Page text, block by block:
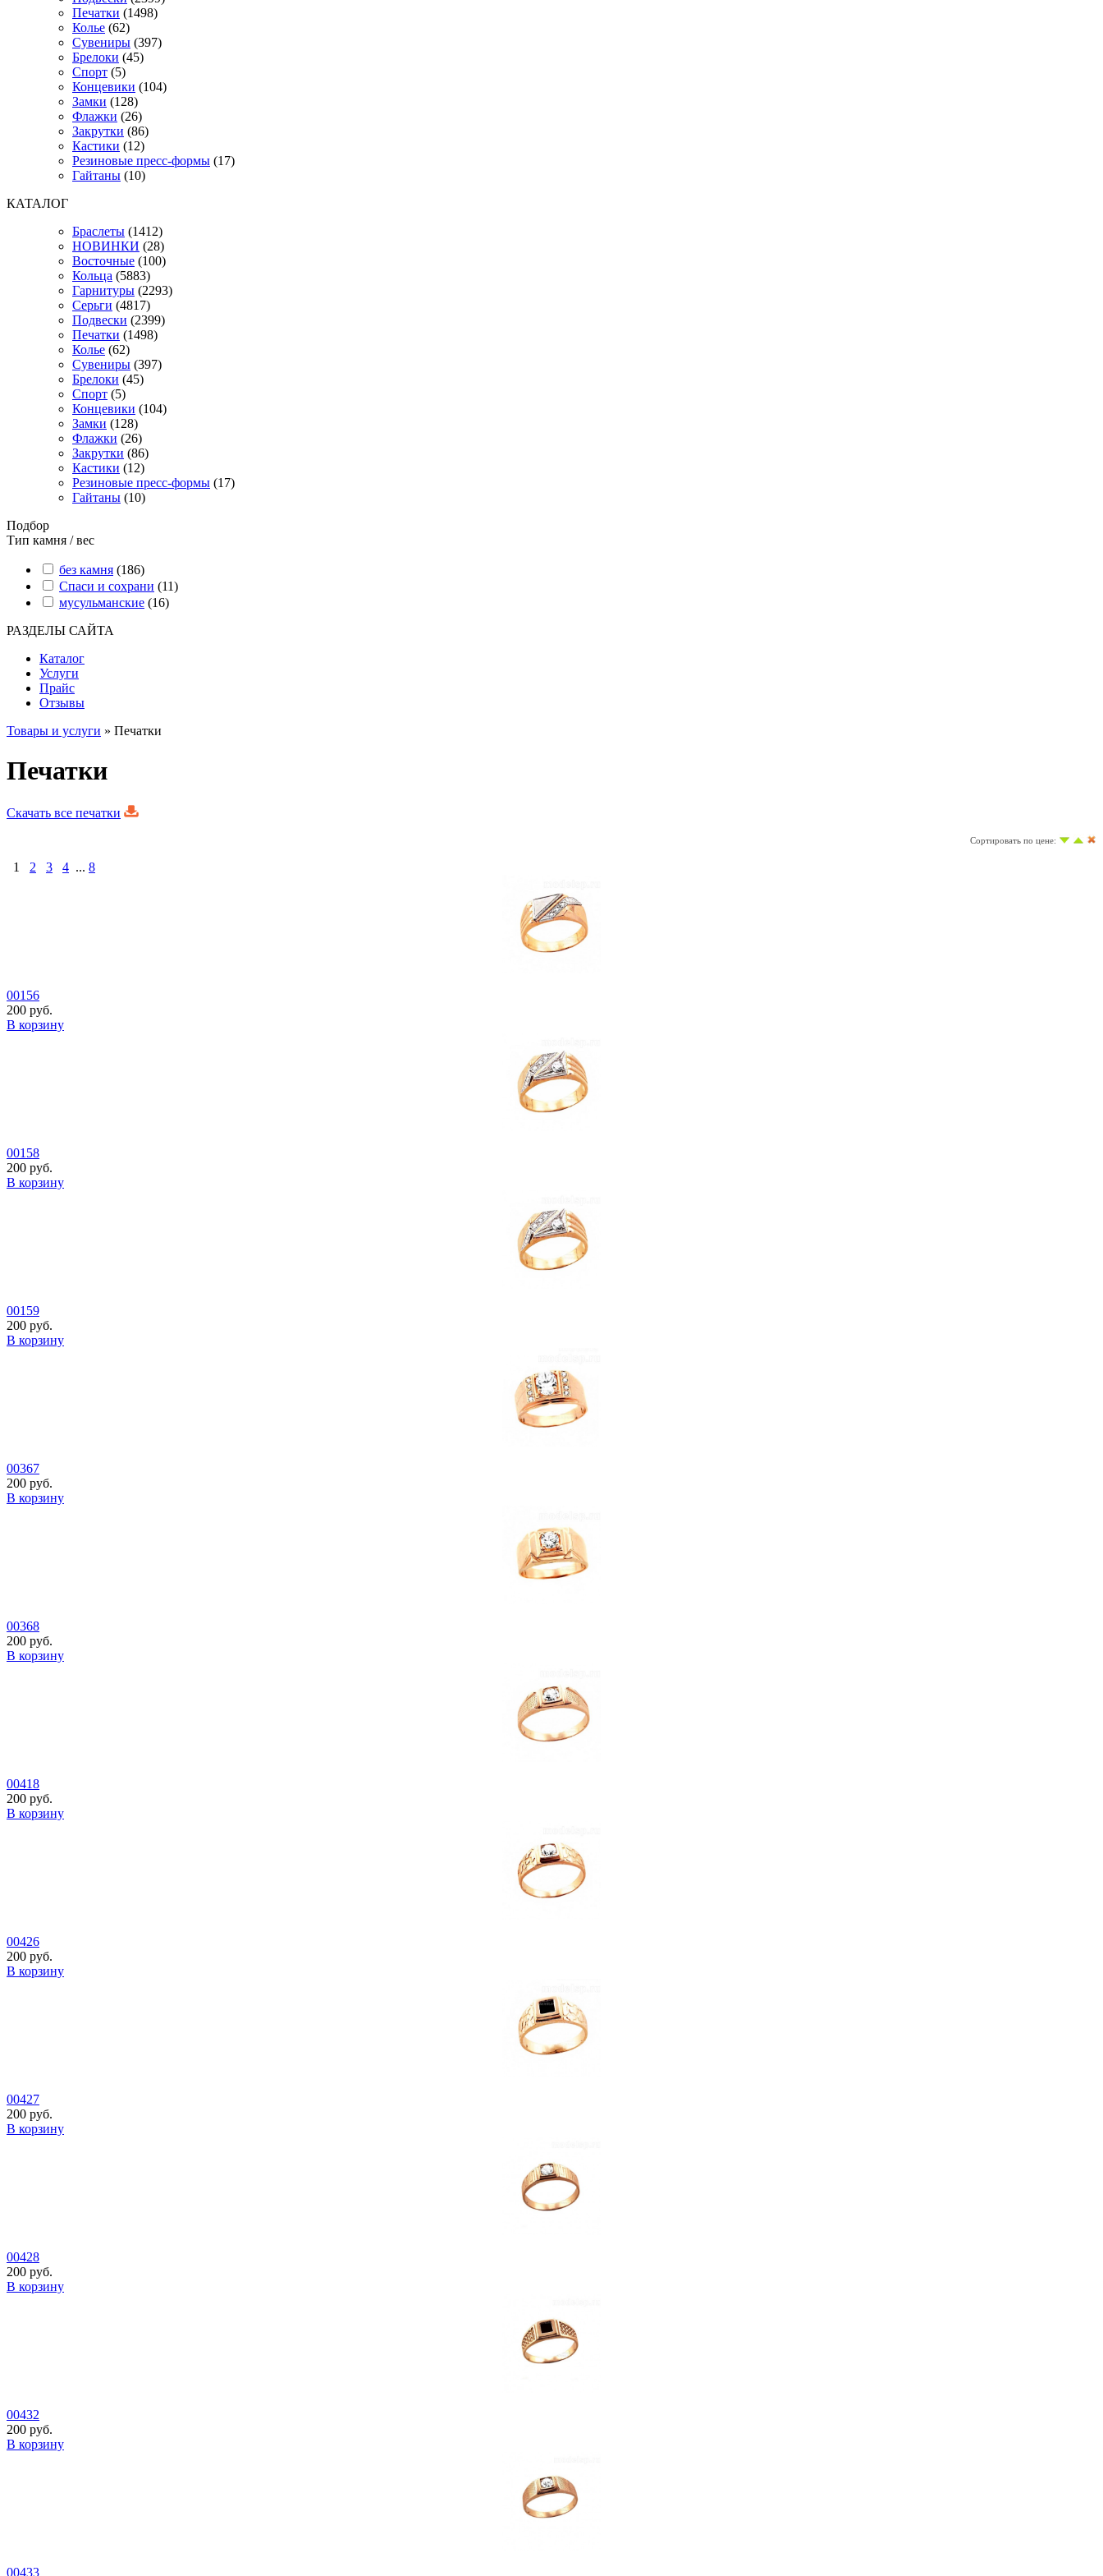
Печатки (1498)
Колье (62)
Сувениры (397)
Брелоки (45)
Спорт (5)
Концевики (104)
Замки (128)
Флажки (26)
Закрутки (86)
Кастики (12)
Резиновые пресс-формы (17)
Гайтаны (10)
КАТАЛОГ
Браслеты (1412)
НОВИНКИ (28)
Восточные (100)
Кольца (5883)
Гарнитуры (2293)
Серьги (4817)
Подвески (2399)
Печатки (1498)
Колье (62)
Сувениры (397)
Брелоки (45)
Спорт (5)
Концевики (104)
Замки (128)
Флажки (26)
Закрутки (86)
Кастики (12)
Резиновые пресс-формы (17)
Гайтаны (10)
Подбор
Тип камня / вес
без камня (186)
Спаси и сохрани (11)
мусульманские (16)
РАЗДЕЛЫ САЙТА
Каталог
Услуги
Прайс
Отзывы
Товары и услуги » Печатки
Печатки
Скачать все печатки
Сортировать по цене:
1 2 3 4 ... 8
00156
200 руб.
В корзину
00158
200 руб.
В корзину
00159
200 руб.
В корзину
00367
200 руб.
В корзину
00368
200 руб.
В корзину
00418
200 руб.
В корзину
00426
200 руб.
В корзину
00427
200 руб.
В корзину
00428
200 руб.
В корзину
00432
200 руб.
В корзину
00433